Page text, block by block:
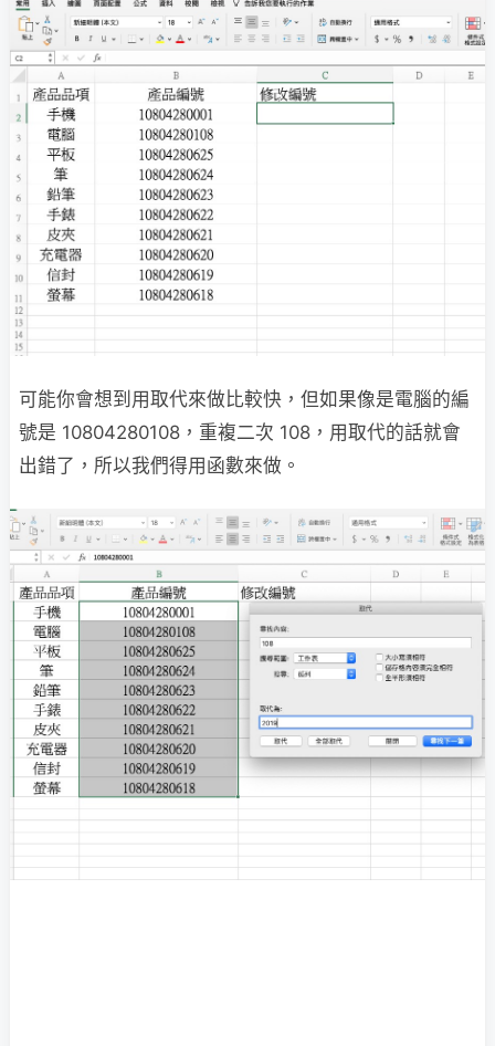
可能你會想到用取代來做比較快，但如果像是電腦的編
號是 10804280108，重複二次 108，用取代的話就會
出錯了，所以我們得用函數來做。